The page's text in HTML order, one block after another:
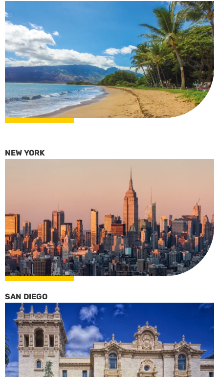
NEW YORK
SAN DIEGO